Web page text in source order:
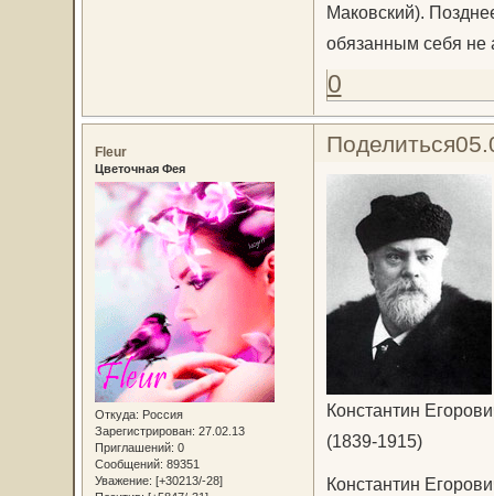
Маковский).
обязанным себя не
0
Поделиться
Fleur
Цветочная Фея
Откуда: Россия
Зарегистрирован: 27.02.13
Приглашений: 0
Сообщений: 89351
Уважение: [+30213/-28]
Константин
(1839-1915)
Константин